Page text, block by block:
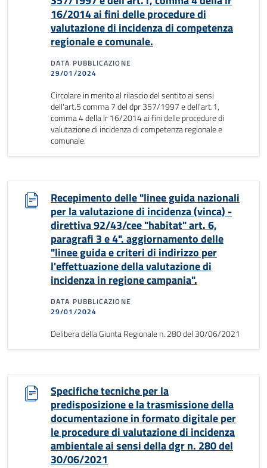
16/2014 ai fini delle procedure di
valutazione di incidenza di competenza
regionale e comunale.
DATA PUBBLICAZIONE
29/01/2024
Circolare in merito al rilascio del sentito ai sensi
dell'art.5 comma 7 del dpr 357/1997 e dell'art.1,
comma 4 della lr 16/2014 ai fini delle procedure di
valutazione di incidenza di competenza regionale e
comunale.
Recepimento delle "linee guida nazionali
per la valutazione di incidenza (vinca) -
direttiva 92/43/cee "habitat" art. 6,
paragrafi 3 e 4". aggiornamento delle
"linee guida e criteri di indirizzo per
l'effettuazione della valutazione di
incidenza in regione campania".
DATA PUBBLICAZIONE
29/01/2024
Delibera della Giunta Regionale n. 280 del 30/06/2021
Specifiche tecniche per la
predisposizione e la trasmissione della
documentazione in formato digitale per
le procedure di valutazione di incidenza
ambientale ai sensi della dgr n. 280 del
30/06/2021